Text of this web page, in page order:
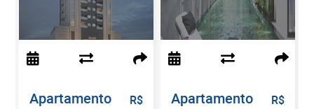
Apartamento R$ Apartamento R$